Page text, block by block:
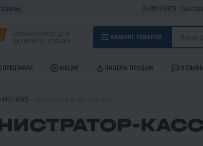
X-MOTORS
КАТАЛОГ ТОВАРОВ
ПРЕДЗАКАЗ АКЦИИ ЛИДЕРЫ ПРОДАЖ